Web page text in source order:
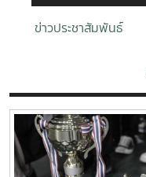
ข่าวประชาสัมพันธ์